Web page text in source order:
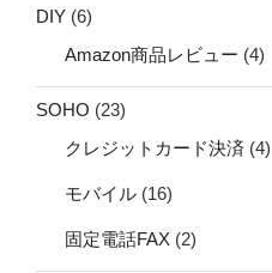
DIY (6)
Amazon商品レビュー (4)
SOHO (23)
クレジットカード決済 (4)
モバイル (16)
固定電話FAX (2)